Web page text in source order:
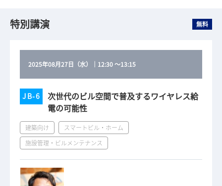
特別講演 無料
2025年08月27日（水） ｜ 12:30～13:15
JB-6
次世代のビル空間で普及するワイヤレス給
電の可能性
建築向け
スマートビル・ホーム
施設管理・ビルメンテナンス